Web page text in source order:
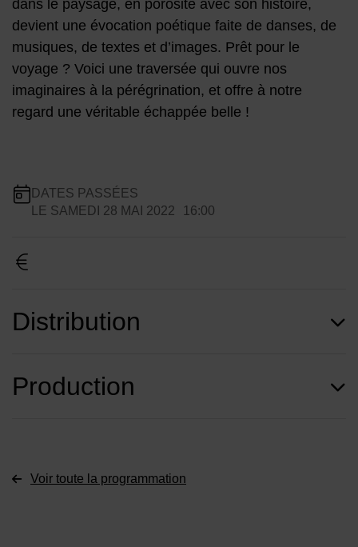
dans le paysage, en porosité avec son histoire,
devient une évocation poétique faite de danses, de
musiques, de textes et d’images. Prêt pour le
voyage ? Voici une traversée qui ouvre nos
imaginaires à la pérégrination, et offre à notre
regard une véritable échappée belle !
Dates de planification
DATES PASSÉES
LE SAMEDI 28 MAI 2022 16:00
Distribution
Production
Voir toute la programmation